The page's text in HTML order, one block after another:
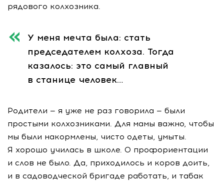
рядового колхозника.
У меня мечта была: стать
председателем колхоза. Тогда
казалось: это самый главный
в станице человек…
Родители — я уже не раз говорила — были
простыми колхозниками. Для мамы важно, чтобы
мы были накормлены, чисто одеты, умыты.
Я хорошо училась в школе. О профориентации
и слов не было. Да, приходилось и коров доить,
и в садоводческой бригаде работать, и табак